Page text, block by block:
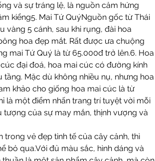
và sự tráng lệ, là nguồn cảm hứng
kiểng5. Mai Tứ QuýNguồn gốc từ Thái
vàng 5 cánh, sau khi rụng, đài hoa
hoa đẹp mắt. Rất được ưa chuộng
mai Tứ Quý là từ 65.000đ trở lên.6. Hoa
đại đoá, hoa mai cúc có đường kính
Mặc dù không nhiều nụ, nhưng hoa
khảo cho giống hoa mai cúc là từ
là một điểm nhấn trang trí tuyệt vời mỗi
của sự may mắn, thịnh vượng và
bỏ qua.Với đủ màu sắc, hình dáng và